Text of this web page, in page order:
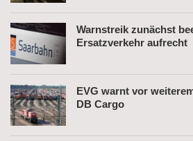
Warnstreik zunächst
Ersatzverkehr aufrecht
EVG warnt vor
DB Cargo